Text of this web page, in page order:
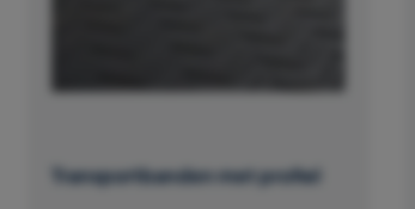
Transportbanden met profiel